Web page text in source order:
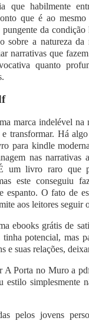
que habilmente
que é ao
da
sobre a natureza
narrativas que
quanto
marca indelével na
e transformar. Há
para kindle
nas narrativas
um livro raro que
este conseguiu
espanto. O fato de
aos leitores seguir
ebooks grátis de
potencial, mas
e suas relações,
A Porta no Muro a
estilo simplesmente
pelos jovens